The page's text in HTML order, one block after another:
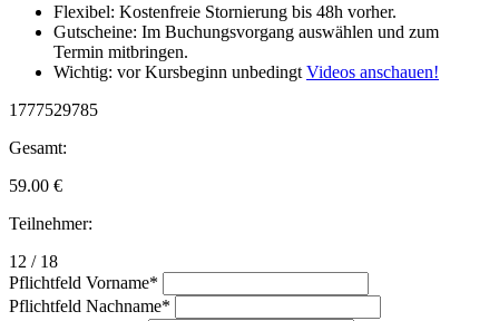
Flexibel: Kostenfreie Stornierung bis 48h vorher.
Gutscheine: Im Buchungsvorgang auswählen und zum
Termin mitbringen.
Wichtig: vor Kursbeginn unbedingt Videos anschauen!
1777529785
Gesamt:
59.00 €
Teilnehmer:
12 / 18
Pflichtfeld Vorname*
Pflichtfeld Nachname*